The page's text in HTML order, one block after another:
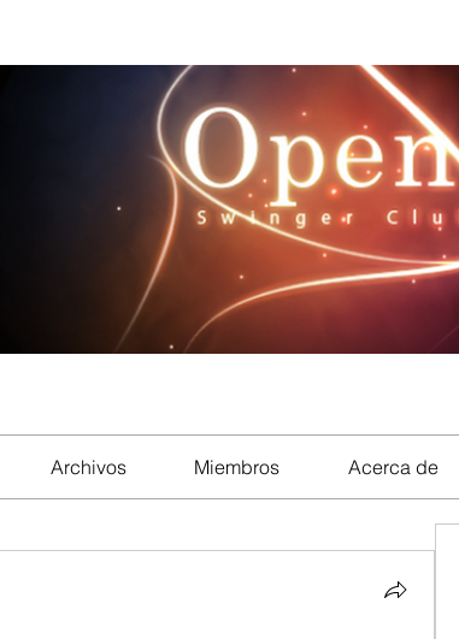
Archivos Miembros Acerca de